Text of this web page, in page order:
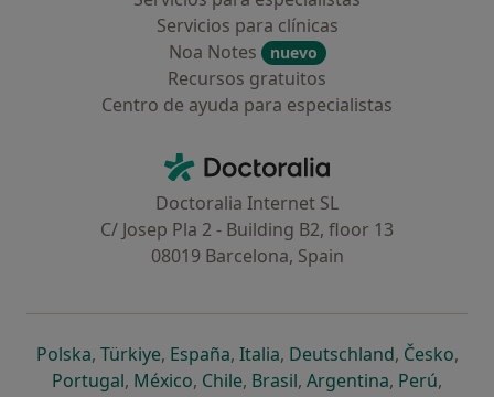
Servicios para clínicas
Noa Notes
nuevo
Recursos gratuitos
Centro de ayuda para especialistas
Doctoralia - Página de inicio
Doctoralia Internet SL
C/ Josep Pla 2 - Building B2, floor 13
08019 Barcelona, Spain
Polskase abre en una nueva pestaña
, Türkiyese abre en una nueva pestaña
, Españase abre en una nueva pestaña
, Italiase abre en una nueva
, Deutschlandse abre en
, Českose
,
Portugalse abre en una nueva pestaña
, Méxicose abre en una nueva pestaña
, Chilese abre en una nueva pestaña
, Brasilse abre en una nueva
, Argentinase abre en
, Perúse
,